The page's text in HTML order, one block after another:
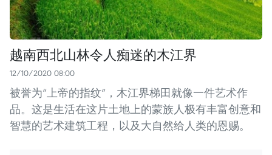
越南西北山林令人痴迷的木江界
12/10/2020 08:00
被誉为“上帝的指纹”，木江界梯田就像一件艺术作
品。这是生活在这片土地上的蒙族人极有丰富创意和
智慧的艺术建筑工程，以及大自然给人类的恩赐。